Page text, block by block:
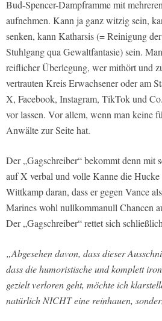
Bud-Spencer-Dampframme mit
aufnehmen. Kann ja ganz witzig sein,
senken, kann Katharsis (= Reinigung
Stuhlgang qua Gewaltfantasie) sein.
reiflicher Überlegung, wer mithört und
vertrauten Kreis Erwachsener oder am
X, Facebook, Instagram, TikTok und
vor lassen. Vor allem, wenn man keine
Anwälte zur Seite hat.
Der „Gagschreiber“ bekommt denn mit
auf X verbal und volle Kanne die
Wittkamp daran, dass er gegen Vance
Marines wohl nullkommanull Chancen
Der „Gagschreiber“ rettet sich
„Abgesehen davon, dass dieser
dass die humoristische und komplett
gezielt verloren geht, möchte ich
natürlich NICHT eine reinhauen,